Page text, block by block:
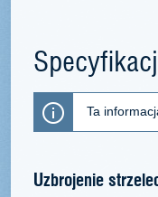
Ta
Uzbrojenie